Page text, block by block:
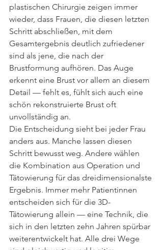
plastischen Chirurgie zeigen immer
wieder, dass Frauen, die diesen letzten
Schritt abschließen, mit dem
Gesamtergebnis deutlich zufriedener
sind als jene, die nach der
Brustformung aufhören. Das Auge
erkennt eine Brust vor allem an diesem
Detail — fehlt es, fühlt sich auch eine
schön rekonstruierte Brust oft
unvollständig an.
Die Entscheidung sieht bei jeder Frau
anders aus. Manche lassen diesen
Schritt bewusst weg. Andere wählen
die Kombination aus Operation und
Tätowierung für das dreidimensionalste
Ergebnis. Immer mehr Patientinnen
entscheiden sich für die 3D-
Tätowierung allein — eine Technik, die
sich in den letzten zehn Jahren spürbar
weiterentwickelt hat. Alle drei Wege